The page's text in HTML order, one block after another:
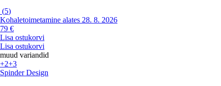
(5)
Kohaletoimetamine alates 28. 8. 2026
79 €
Lisa ostukorvi
Lisa ostukorvi
muud variandid
+2+3
Spinder Design